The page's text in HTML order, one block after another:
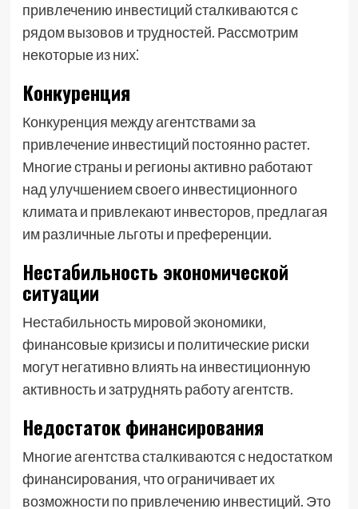
привлечению инвестиций сталкиваются с
рядом вызовов и трудностей. Рассмотрим
некоторые из них⁚
Конкуренция
Конкуренция между агентствами за
привлечение инвестиций постоянно растет.
Многие страны и регионы активно работают
над улучшением своего инвестиционного
климата и привлекают инвесторов‚ предлагая
им различные льготы и преференции.
Нестабильность экономической
ситуации
Нестабильность мировой экономики‚
финансовые кризисы и политические риски
могут негативно влиять на инвестиционную
активность и затруднять работу агентств.
Недостаток финансирования
Многие агентства сталкиваются с недостатком
финансирования‚ что ограничивает их
возможности по привлечению инвестиций. Это